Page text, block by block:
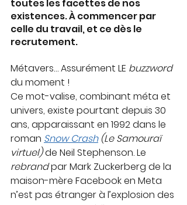
toutes les facettes de nos
existences. À commencer par
celle du travail, et ce dès le
recrutement.
Métavers… Assurément LE buzzword
du moment !
Ce mot-valise, combinant méta et
univers, existe pourtant depuis 30
ans, apparaissant en 1992 dans le
roman Snow Crash (Le Samouraï
virtuel) de Neil Stephenson. Le
rebrand par Mark Zuckerberg de la
maison-mère Facebook en Meta
n’est pas étranger à l’explosion des